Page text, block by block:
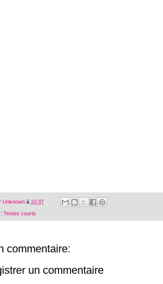
Unknown à 10:37
Textes courts
commentaire:
un commentaire